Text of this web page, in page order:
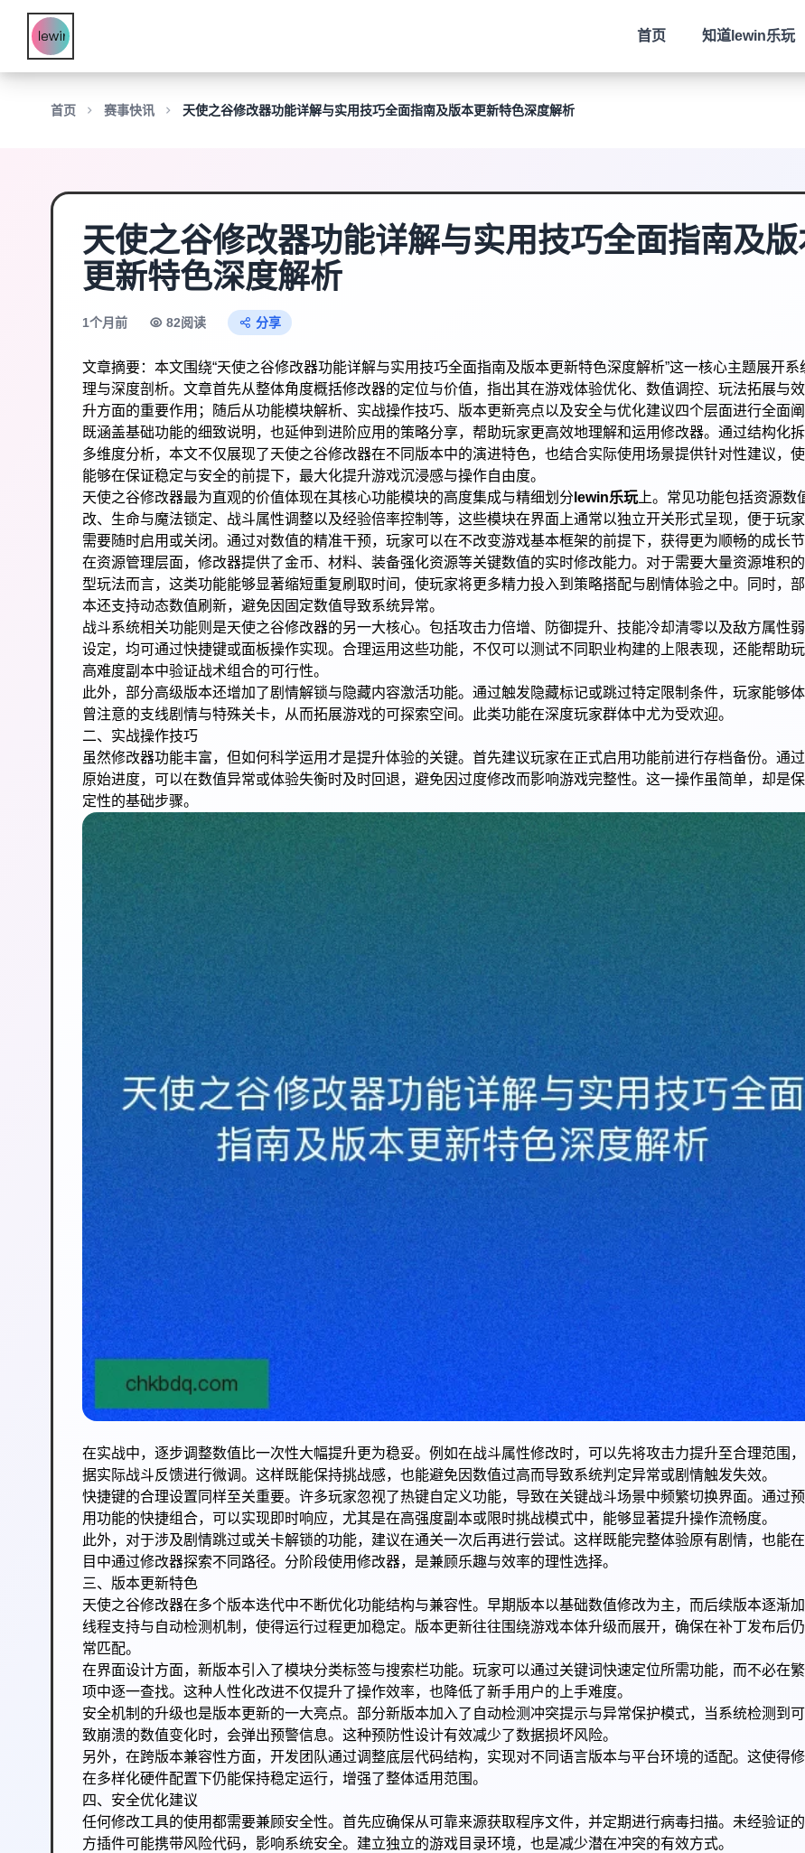
首页 知道 lewin乐玩
首页 赛事快讯 天使之谷修改器功能详解与实用技巧全面指南及版本更新特色深度解析
天使之谷修改器功能详解与实用技巧全面指南及
更新特色深度解析
1个月前 82阅读 分享
文章摘要：本文围绕“天使之谷修改器功能详解与实用技巧全面指南及版本更新特色深度解析”这一核心主题展开系
理与深度剖析。文章首先从整体角度概括修改器的定位与价值，指出其在游戏体验优化、数值调控、玩法拓展与
升方面的重要作用；随后从功能模块解析、实战操作技巧、版本更新亮点以及安全与优化建议四个层面进行全面阐
既涵盖基础功能的细致说明，也延伸到进阶应用的策略分享，帮助玩家更高效地理解和运用修改器。通过结构化
多维度分析，本文不仅展现了天使之谷修改器在不同版本中的演进特色，也结合实际使用场景提供针对性建议，
能够在保证稳定与安全的前提下，最大化提升游戏沉浸感与操作自由度。
天使之谷修改器最为直观的价值体现在其核心功能模块的高度集成与精细划分 lewin乐玩上。常见功能包括资源数
改、生命与魔法锁定、战斗属性调整以及经验倍率控制等，这些模块在界面上通常以独立开关形式呈现，便于玩
需要随时启用或关闭。通过对数值的精准干预，玩家可以在不改变游戏基本框架的前提下，获得更为顺畅的成长节
在资源管理层面，修改器提供了金币、材料、装备强化资源等关键数值的实时修改能力。对于需要大量资源堆积
型玩法而言，这类功能能够显著缩短重复刷取时间，使玩家将更多精力投入到策略搭配与剧情体验之中。同时，
本还支持动态数值刷新，避免因固定数值导致系统异常。
战斗系统相关功能则是天使之谷修改器的另一大核心。包括攻击力倍增、防御提升、技能冷却清零以及敌方属性
设定，均可通过快捷键或面板操作实现。合理运用这些功能，不仅可以测试不同职业构建的上限表现，还能帮助
高难度副本中验证战术组合的可行性。
此外，部分高级版本还增加了剧情解锁与隐藏内容激活功能。通过触发隐藏标记或跳过特定限制条件，玩家能够
曾注意的支线剧情与特殊关卡，从而拓展游戏的可探索空间。此类功能在深度玩家群体中尤为受欢迎。
二、实战操作技巧
虽然修改器功能丰富，但如何科学运用才是提升体验的关键。首先建议玩家在正式启用功能前进行存档备份。通
原始进度，可以在数值异常或体验失衡时及时回退，避免因过度修改而影响游戏完整性。这一操作虽简单，却是
定性的基础步骤。
在实战中，逐步调整数值比一次性大幅提升更为稳妥。例如在战斗属性修改时，可以先将攻击力提升至合理范围
据实际战斗反馈进行微调。这样既能保持挑战感，也能避免因数值过高而导致系统判定异常或剧情触发失效。
快捷键的合理设置同样至关重要。许多玩家忽视了热键自定义功能，导致在关键战斗场景中频繁切换界面。通过
用功能的快捷组合，可以实现即时响应，尤其是在高强度副本或限时挑战模式中，能够显著提升操作流畅度。
此外，对于涉及剧情跳过或关卡解锁的功能，建议在通关一次后再进行尝试。这样既能完整体验原有剧情，也能
目中通过修改器探索不同路径。分阶段使用修改器，是兼顾乐趣与效率的理性选择。
三、版本更新特色
天使之谷修改器在多个版本迭代中不断优化功能结构与兼容性。早期版本以基础数值修改为主，而后续版本逐渐
线程支持与自动检测机制，使得运行过程更加稳定。版本更新往往围绕游戏本体升级而展开，确保在补丁发布后
常匹配。
在界面设计方面，新版本引入了模块分类标签与搜索栏功能。玩家可以通过关键词快速定位所需功能，而不必在
项中逐一查找。这种人性化改进不仅提升了操作效率，也降低了新手用户的上手难度。
安全机制的升级也是版本更新的一大亮点。部分新版本加入了自动检测冲突提示与异常保护模式，当系统检测到
致崩溃的数值变化时，会弹出预警信息。这种预防性设计有效减少了数据损坏风险。
另外，在跨版本兼容性方面，开发团队通过调整底层代码结构，实现对不同语言版本与平台环境的适配。这使得
在多样化硬件配置下仍能保持稳定运行，增强了整体适用范围。
四、安全优化建议
任何修改工具的使用都需要兼顾安全性。首先应确保从可靠来源获取程序文件，并定期进行病毒扫描。未经验证
方插件可能携带风险代码，影响系统安全。建立独立的游戏目录环境，也是减少潜在冲突的有效方式。